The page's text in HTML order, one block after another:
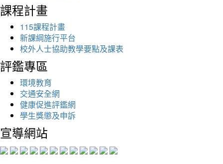
課程計畫
115課程計畫
新課綱施行平台
校外人士協助教學要點及課表
評鑑專區
環境教育
交通安全網
健康促進評鑑網
學生獎懲及申訴
宣導網站